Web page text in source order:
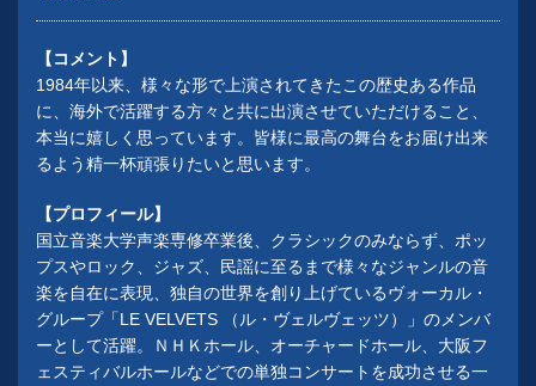
【コメント】
1984年以来、様々な形で上演されてきたこの歴史ある作品
に、海外で活躍する方々と共に出演させていただけること、
本当に嬉しく思っています。皆様に最高の舞台をお届け出来
るよう精一杯頑張りたいと思います。
【プロフィール】
国立音楽大学声楽専修卒業後、クラシックのみならず、ポッ
プスやロック、ジャズ、民謡に至るまで様々なジャンルの音
楽を自在に表現、独自の世界を創り上げているヴォーカル・
グループ「LE VELVETS （ル・ヴェルヴェッツ）」のメンバ
ーとして活躍。ＮＨＫホール、オーチャードホール、大阪フ
ェスティバルホールなどでの単独コンサートを成功させる一